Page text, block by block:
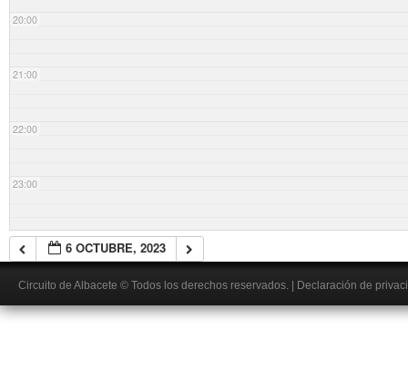
20:00
21:00
22:00
23:00
6 OCTUBRE, 2023
Circuito de Albacete © Todos los derechos reservados. Declaración de